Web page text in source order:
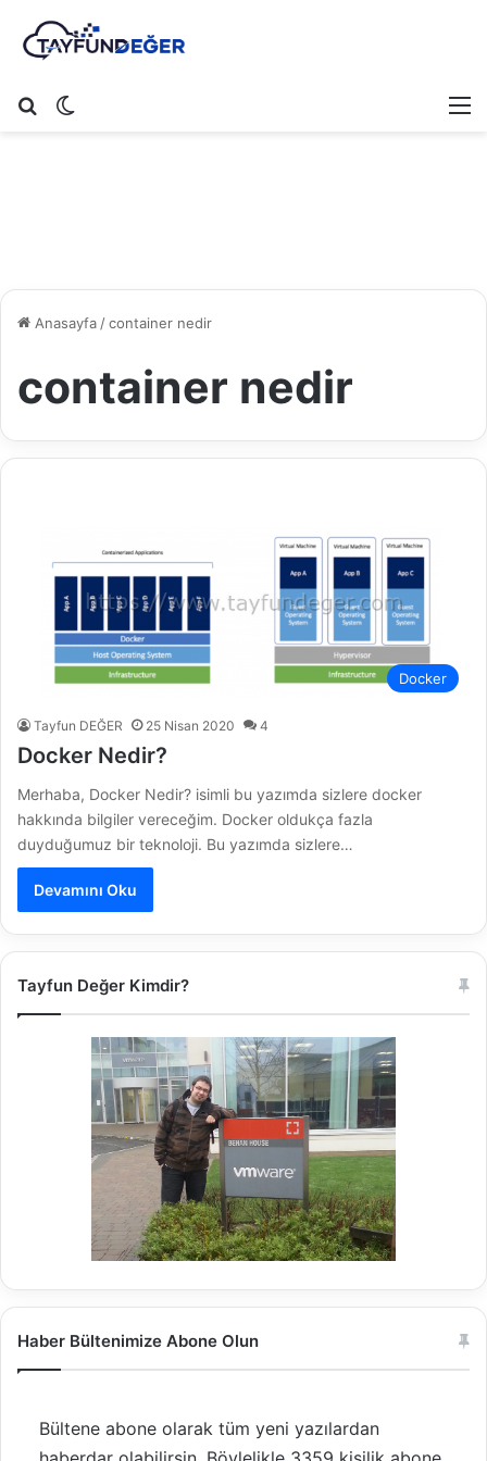
Arama yap ...
Anasayfa/container nedir
container nedir
Docker
Tayfun DEĞER 25 Nisan 2020 4
Docker Nedir?
Merhaba, Docker Nedir? isimli bu yazımda sizlere docker
hakkında bilgiler vereceğim. Docker oldukça fazla
duyduğumuz bir teknoloji. Bu yazımda sizlere…
Devamını Oku
Tayfun Değer Kimdir?
Haber Bültenimize Abone Olun
Bültene abone olarak tüm yeni yazılardan